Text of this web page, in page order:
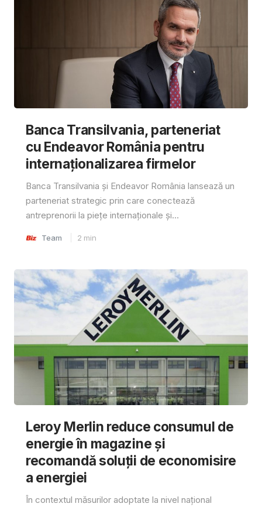
Banca Transilvania, parteneriat
cu Endeavor România pentru
internaționalizarea firmelor
Banca Transilvania și Endeavor România lansează un
parteneriat strategic prin care conectează
antreprenorii la piețe internaționale și...
Team 2 min
Leroy Merlin reduce consumul de
energie în magazine și
recomandă soluții de economisire
a energiei
În contextul măsurilor adoptate la nivel național